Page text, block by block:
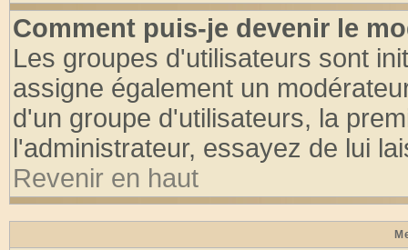
Comment puis-je devenir le
Les groupes d'utilisateurs sont
assigne également un
d'un groupe d'utilisateurs, la
l'administrateur, essayez de lui
Revenir en haut